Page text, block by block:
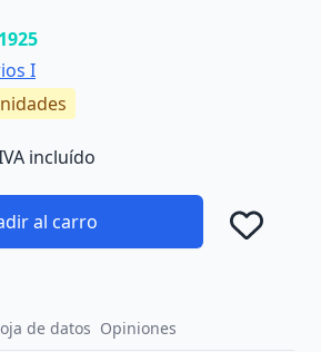
I
incluído
al carro
de datos Opiniones